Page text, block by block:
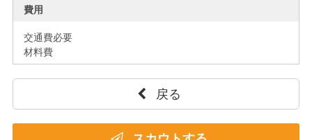
費用
交通費必要
材料費
戻る